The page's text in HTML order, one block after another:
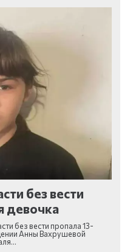
без вести
девочка
без вести пропала 13-
Анны Вахрушевой